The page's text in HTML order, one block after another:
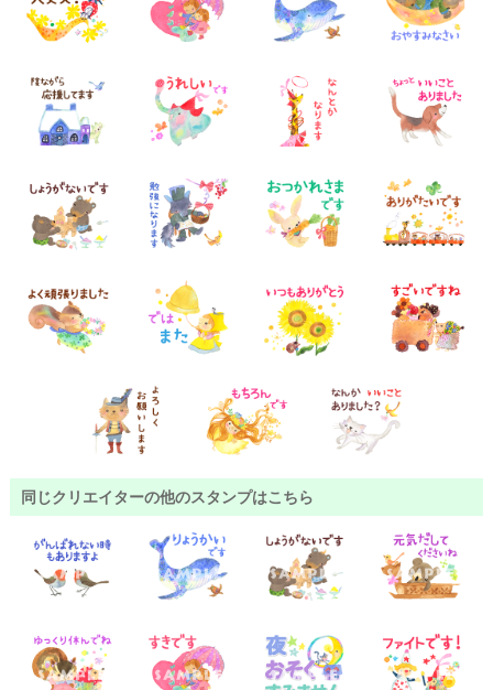
同じクリエイターの他のスタンプはこちら